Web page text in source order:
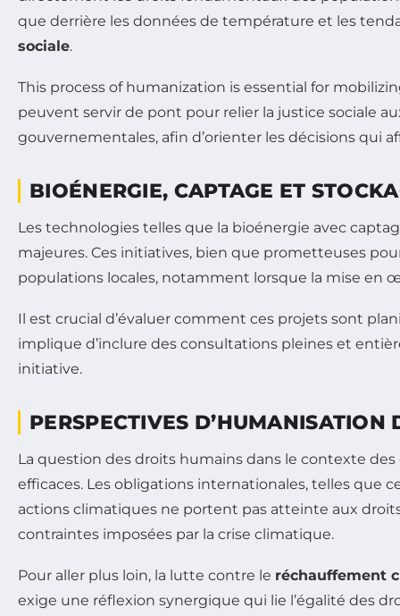
que derrière les données de température et les
sociale.
This process of humanization is essential for
peuvent servir de pont pour relier la justice sociale
gouvernementales, afin d’orienter les décisions qui
BIOÉNERGIE, CAPTAGE ET
Les technologies telles que la bioénergie avec
majeures. Ces initiatives, bien que prometteuses
populations locales, notamment lorsque la mise en
Il est crucial d’évaluer comment ces projets sont
implique d’inclure des consultations pleines et
initiative.
PERSPECTIVES
La question des droits humains dans le contexte
efficaces. Les obligations internationales, telles que
actions climatiques ne portent pas atteinte aux
contraintes imposées par la crise climatique.
Pour aller plus loin, la lutte contre le réchauffement
exige une réflexion synergique qui lie l’égalité des